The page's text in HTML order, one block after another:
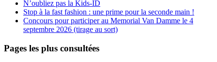
N’oubliez pas la Kids-ID
Stop à la fast fashion : une prime pour la seconde main !
Concours pour participer au Memorial Van Damme le 4
septembre 2026 (tirage au sort)
Pages les plus consultées